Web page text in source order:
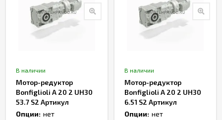
В наличии
Мотор-редуктор
Bonfiglioli A 20 2 UH30
53.7 S2 Артикул
TH233004
Опции: нет
В наличии
Мотор-редуктор
Bonfiglioli A 20 2 UH30
6.51 S2 Артикул
TH233006
Опции: нет